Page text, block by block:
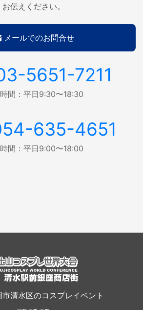
お伝えください。
メールでのお問合せ
5651-7211
間：平日9:30〜18:30
635-4651
間：平日9:00〜18:00
清水区のコスプレイベント